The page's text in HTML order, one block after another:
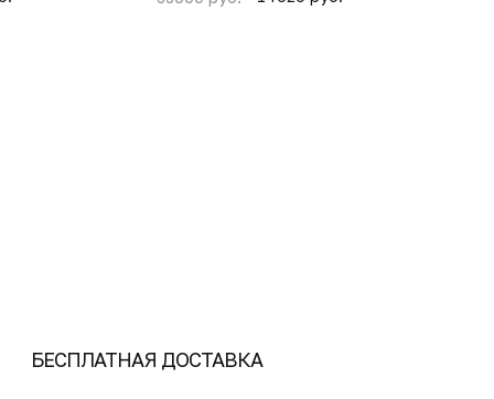
БЕСПЛАТНАЯ ДОСТАВКА